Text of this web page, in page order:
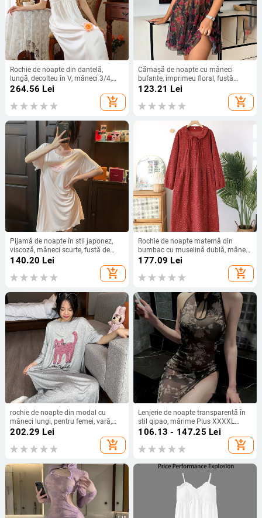
Rochie de noapte din dantelă,
lungă, decolteu în V, mâneci 3/4,
țesătură poliester subțire
264.56 Lei
add_shopping_cart
Cămașă de noapte cu mâneci
bufante, imprimeu floral, fustă
scurtă din plasă transparentă și set
123.21 Lei
add_shopping_cart
Pijamă de noapte în stil japonez,
viscoză, mâneci scurte, fustă de
lungime medie, guler rotund
140.20 Lei
add_shopping_cart
Rochie de noapte maternă din
bumbac cu muselină dublă, mâneci
lungi, guler rotund, 100% bumbac
177.09 Lei
add_shopping_cart
rochie de noapte din modal cu
mâneci lungi, pentru femei, vară,
mărime plus, potrivită pentru
îmbrăcăminte de casă
202.29 Lei
add_shopping_cart
Lenjerie de noapte transparentă în
stil qipao, mărime Plus XXXXL
pentru femei, gât halter, despicare
106.13 - 147.25 Lei
add_shopping_cart